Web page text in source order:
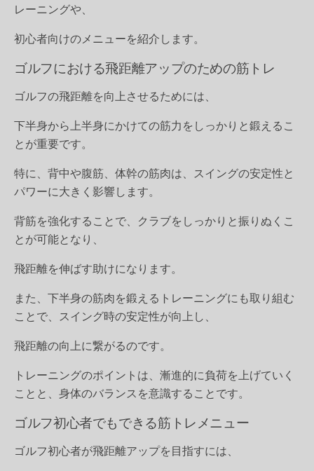
レーニングや、
初心者向けのメニューを紹介します。
ゴルフにおける飛距離アップのための筋トレ
ゴルフの飛距離を向上させるためには、
下半身から上半身にかけての筋力をしっかりと鍛えるこ
とが重要です。
特に、背中や腹筋、体幹の筋肉は、スイングの安定性と
パワーに大きく影響します。
背筋を強化することで、クラブをしっかりと振りぬくこ
とが可能となり、
飛距離を伸ばす助けになります。
また、下半身の筋肉を鍛えるトレーニングにも取り組む
ことで、スイング時の安定性が向上し、
飛距離の向上に繋がるのです。
トレーニングのポイントは、漸進的に負荷を上げていく
ことと、身体のバランスを意識することです。
ゴルフ初心者でもできる筋トレメニュー
ゴルフ初心者が飛距離アップを目指すには、